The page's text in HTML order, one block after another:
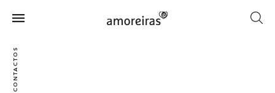
mainMenu
CONTACTOS